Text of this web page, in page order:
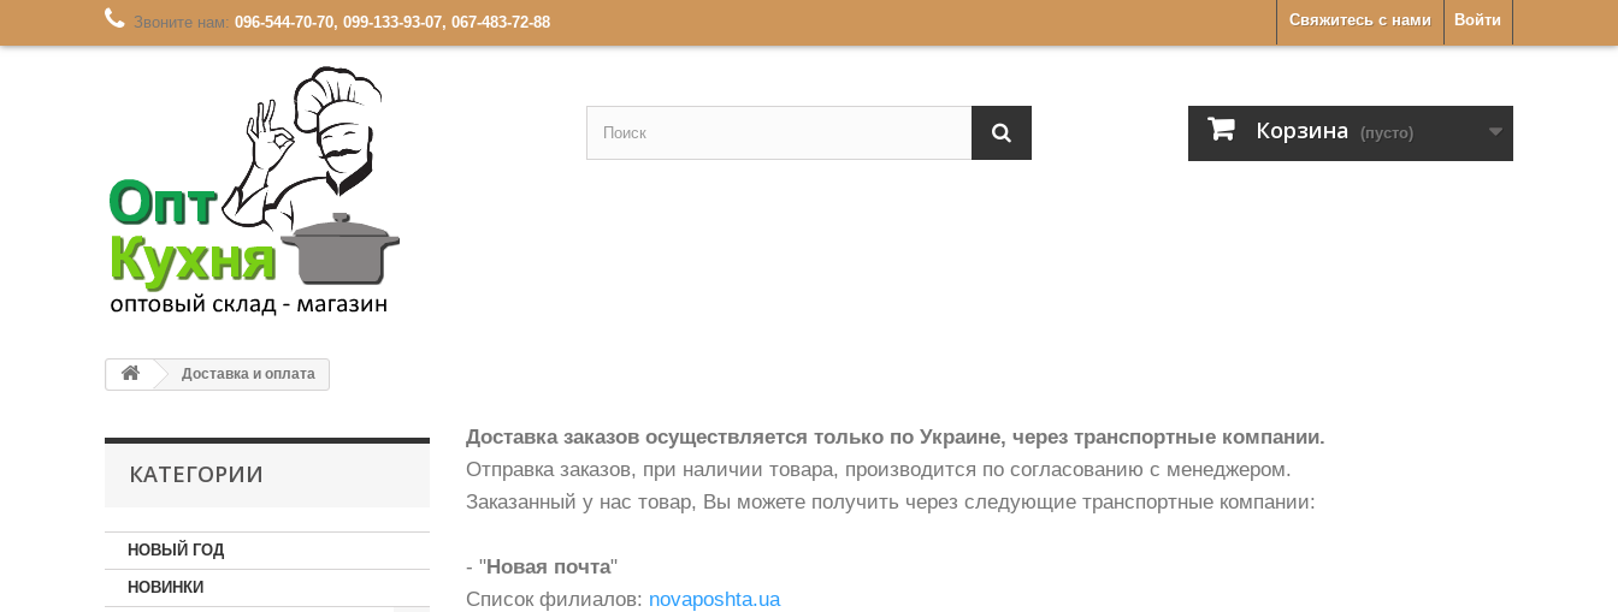
Войти
Свяжитесь с нами
Звоните нам: 096-544-70-70, 099-133-93-07, 067-483-72-88
Корзина (пусто)
Доставка и оплата
КАТЕГОРИИ
НОВЫЙ ГОД
НОВИНКИ
Доставка заказов осуществляется только по Украине, через транспортные компании.
Отправка заказов, при наличии товара, производится по согласованию с менеджером.
Заказанный у нас товар, Вы можете получить через следующие транспортные компании:
- "Новая почта"
Список филиалов: novaposhta.ua